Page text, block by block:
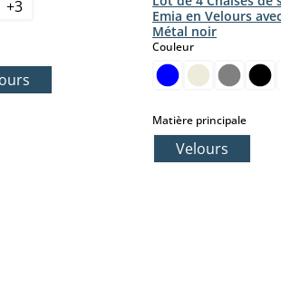
option n'est pas disponible pour le
+3
Emia en Velours
Métal noir
Couleurselect
Matière principaleselect
Velours